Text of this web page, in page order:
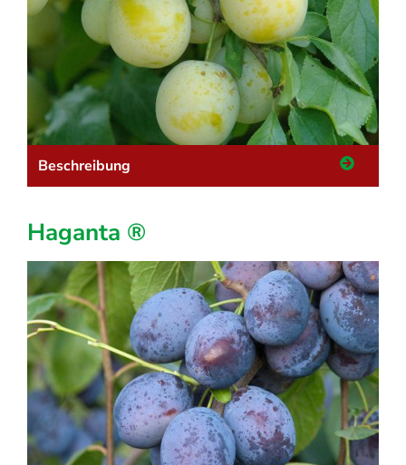
Beschreibung
Haganta ®